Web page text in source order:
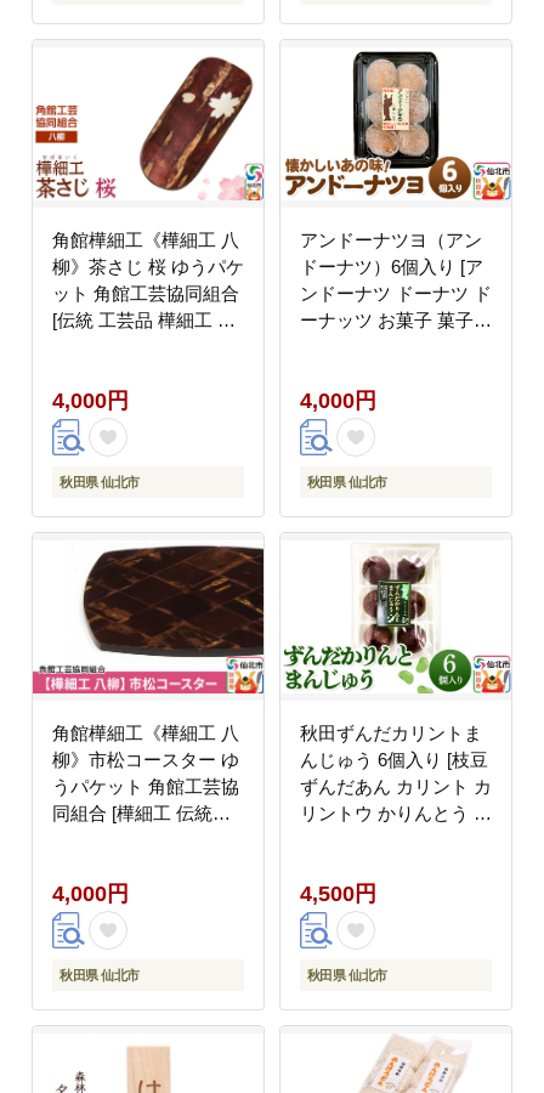
角館樺細工《樺細工 八
柳》茶さじ 桜 ゆうパケ
ット 角館工芸協同組合
[伝統 工芸品 樺細工 秋
器]
4,000円
秋田県 仙北市
アンドーナツヨ（アン
ドーナツ）6個入り [ア
ンドーナツ ドーナツ ド
ーナッツ お菓子 菓子
秋田県 仙北市]
4,000円
秋田県 仙北市
角館樺細工《樺細工 八
柳》市松コースター ゆ
うパケット 角館工芸協
同組合 [樺細工 伝統的
4,000円
秋田県 仙北市
秋田ずんだカリントま
んじゅう 6個入り [枝豆
ずんだあん カリント カ
リントウ かりんとう ま
田県産 秋田県 仙北市]
4,500円
秋田県 仙北市